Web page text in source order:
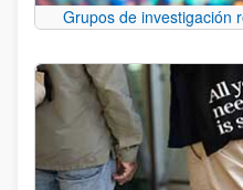
Grupos de investigación